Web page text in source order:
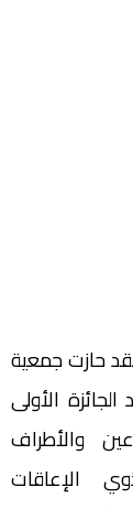
حازت جمعية
الأولى
والأطراف
الإعاقات